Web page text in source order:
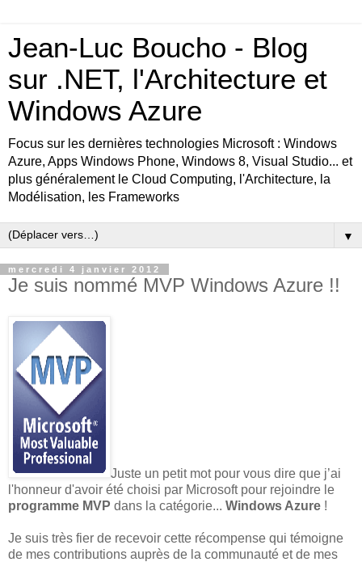
Jean-Luc Boucho - Blog
sur .NET, l'Architecture et
Windows Azure
Focus sur les dernières technologies Microsoft : Windows
Azure, Apps Windows Phone, Windows 8, Visual Studio... et
plus généralement le Cloud Computing, l'Architecture, la
Modélisation, les Frameworks
▼
mercredi 4 janvier 2012
Je suis nommé MVP Windows Azure !!
Juste un petit mot pour vous dire que j’ai
l'honneur d'avoir été choisi par Microsoft pour rejoindre le
programme MVP dans la catégorie... Windows Azure !
Je suis très fier de recevoir cette récompense qui témoigne
de mes contributions auprès de la communauté et de mes